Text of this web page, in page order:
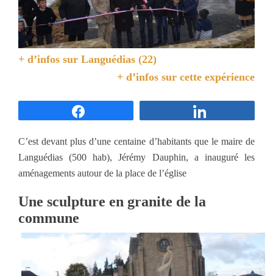
+ d’infos sur Languédias (22)
+ d’infos sur cette expérience
C’est devant plus d’une centaine d’habitants que le maire de
Languédias (500 hab), Jérémy Dauphin, a inauguré les
aménagements autour de la place de l’église
Une sculpture en granite de la
commune